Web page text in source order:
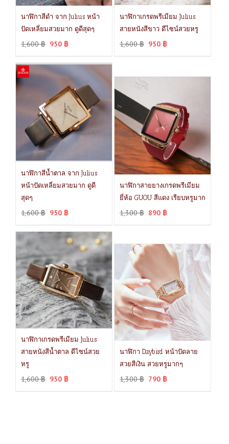
นาฬิกาสีดำ จาก Julius หน้า
ปัดเหลี่ยมสวยมาก ดูดีสุดๆ
1,600฿ 950 ฿
นาฬิกาเกรดพรีเมียม Julius
สายหนังสีขาว ดีไซน์สวยหรู
1,600฿ 950 ฿
นาฬิกาสีน้ำตาล จาก Julius
หน้าปัดเหลี่ยมสวยมาก ดูดี
สุดๆ
1,600฿ 950 ฿
นาฬิกาสายยางเกรดพรีเมียม
ยี่ห้อ GUOU สีแดง เรียบหรูมาก
1,300฿ 890 ฿
นาฬิกาเกรดพรีเมียม Julius
สายหนังสีน้ำตาล ดีไซน์สวย
หรู
1,600฿ 950 ฿
นาฬิกา Daybird หน้าปัดลาย
สวยสีเงิน สวยหรูมากๆ
1,300฿ 790 ฿